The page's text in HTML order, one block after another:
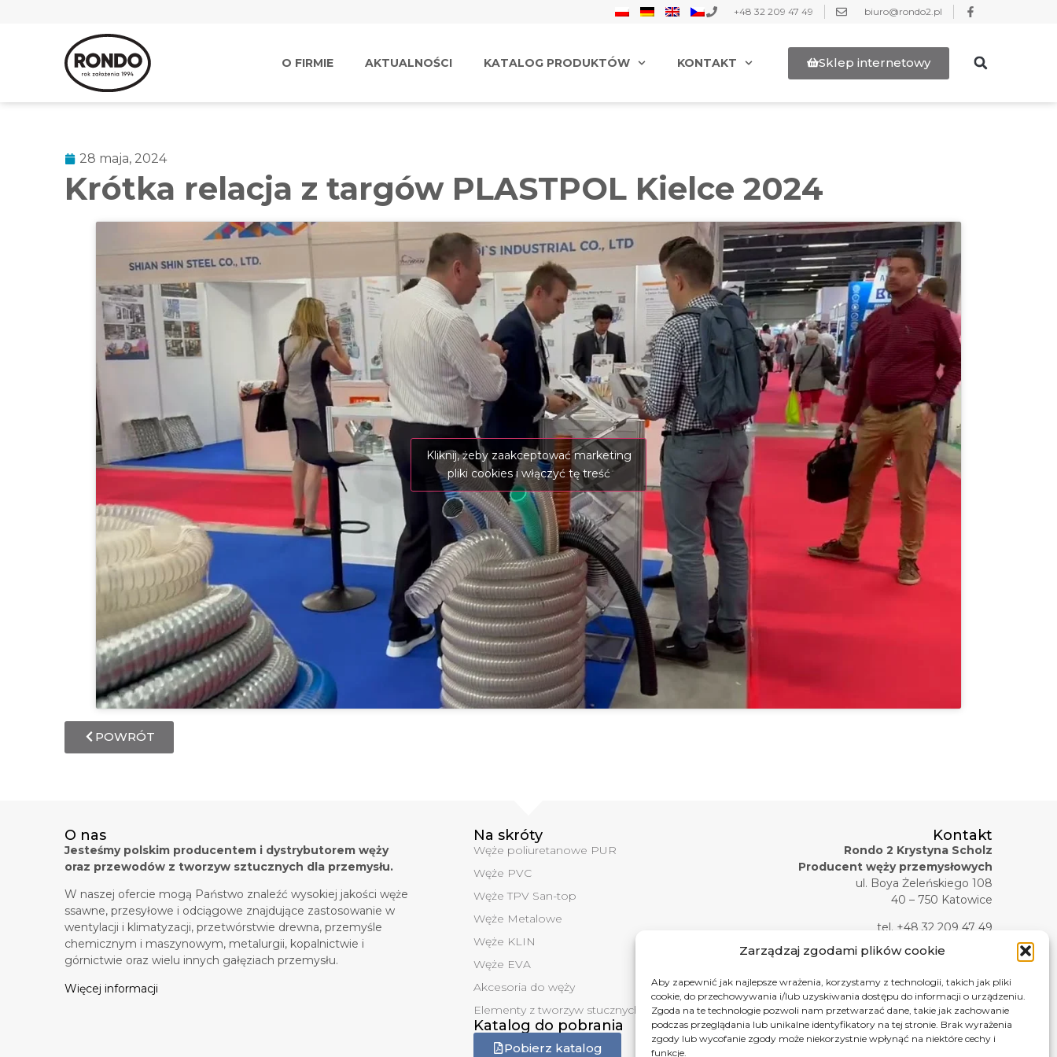
Zarządzaj zgodami plików cookie
Aby zapewnić jak najlepsze wrażenia, korzystamy z technologii, takich jak pliki
cookie, do przechowywania i/lub uzyskiwania dostępu do informacji o urządzeniu.
Zgoda na te technologie pozwoli nam przetwarzać dane, takie jak zachowanie
podczas przeglądania lub unikalne identyfikatory na tej stronie. Brak wyrażenia
zgody lub wycofanie zgody może niekorzystnie wpłynąć na niektóre cechy i
funkcje.
+48 32 209 47 49 biuro@rondo2.pl
O FIRMIE AKTUALNOŚCI KATALOG PRODUKTÓW KONTAKT Sklep internetowy
28 maja, 2024
Krótka relacja z targów PLASTPOL Kielce 2024
Kliknij, żeby zaakceptować marketing
pliki cookies i włączyć tę treść
POWRÓT
O nas
Jesteśmy polskim producentem i dystrybutorem węży
oraz przewodów z tworzyw sztucznych dla przemysłu.
W naszej ofercie mogą Państwo znaleźć wysokiej jakości węże
ssawne, przesyłowe i odciągowe znajdujące zastosowanie w
wentylacji i klimatyzacji, przetwórstwie drewna, przemyśle
chemicznym i maszynowym, metalurgii, kopalnictwie i
górnictwie oraz wielu innych gałęziach przemysłu.
Więcej informacji
Na skróty
Węże poliuretanowe PUR
Węże PVC
Węże TPV San-top
Węże Metalowe
Węże KLIN
Węże EVA
Akcesoria do węży
Elementy z tworzyw stucznych
Katalog do pobrania
Pobierz katalog
Kontakt
Rondo 2 Krystyna Scholz
Producent węży przemysłowych
ul. Boya Żeleńskiego 108
40 – 750 Katowice
tel. +48 32 209 47 49
tel. +48 32 209 47 45
tel. kom. +48 607 619 281
tel./faks +48 32 209 47 37
e-mail:
biuro@rondo2.pl
e-mail: zapytania@rondo2.pl
Formularz kontaktowy